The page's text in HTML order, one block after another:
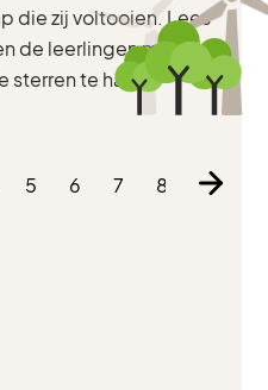
die zij voltooien. Lees
de leerlingen moeten
sterren te halen.
5 6 7 8 9